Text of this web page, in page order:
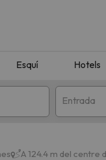
Esquí Hotels
Entrada
A 124.4 m del centre